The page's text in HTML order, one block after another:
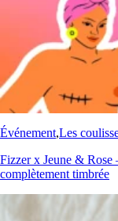
Événement,Les
Fizzer x Jeune & Rose
complètement timbrée